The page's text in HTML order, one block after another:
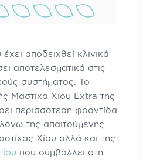
αποδειχθεί κλινικά
αποτελεσματικά στις
συστήματος. Το
Μαστίχα Χίου Extra της
περισσότερη φροντίδα
της απαιτούμενης
Χίου αλλά και της
που συμβάλλει στη